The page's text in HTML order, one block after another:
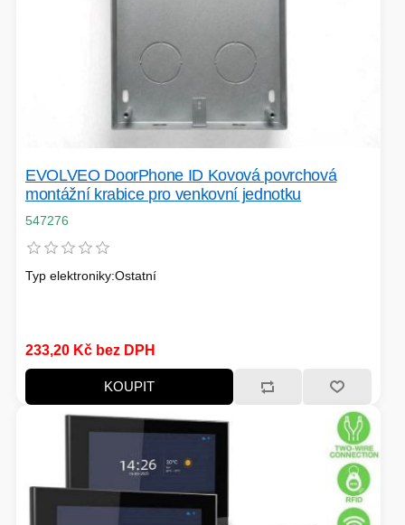
CHLAZENÍ
BATERIE
NABÍJECÍ STANICE
LOKÁTORY
SWITCHE
ANTÉNY
RÁDIA - STANICE
INDUKCE - VAŘIČE
EVOLVEO DoorPhone ID Kovová povrchová
montážní krabice pro venkovní jednotku
547276
Typ elektroniky:Ostatní
233,20 Kč bez DPH
KOUPIT